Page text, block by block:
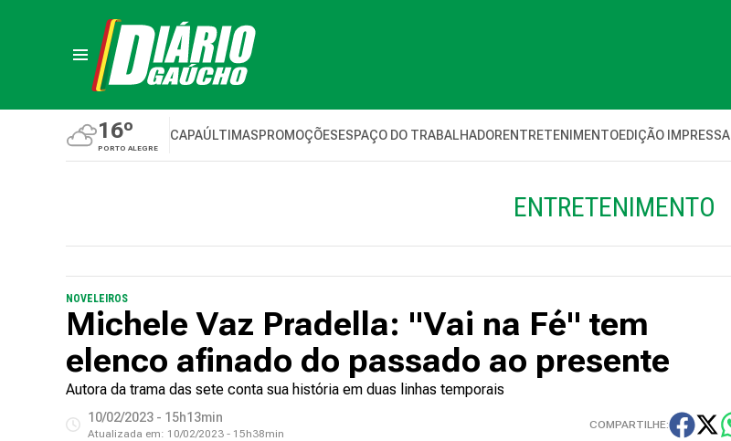
16º
PORTO ALEGRE
CAPAÚLTIMASPROMOÇÕESESPAÇO DO TRABALHADORENTRETENIMENTOEDIÇÃO IMPRESSA
ENTRETENIMENTO
NOVELEIROS
Michele Vaz Pradella: "Vai na Fé" tem
elenco afinado do passado ao presente
Autora da trama das sete conta sua história em duas linhas temporais
10/02/2023 - 15h13min
Atualizada em: 10/02/2023 - 15h38min
COMPARTILHE: